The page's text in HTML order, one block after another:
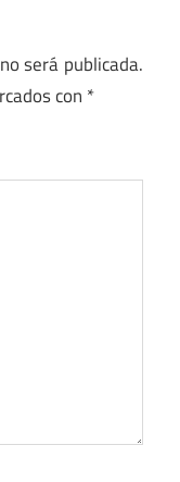
será publicada.
con *